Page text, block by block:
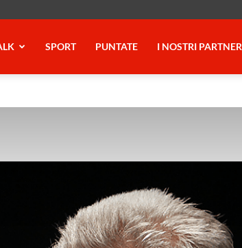
SPORT PUNTATE I NOSTRI PARTNER